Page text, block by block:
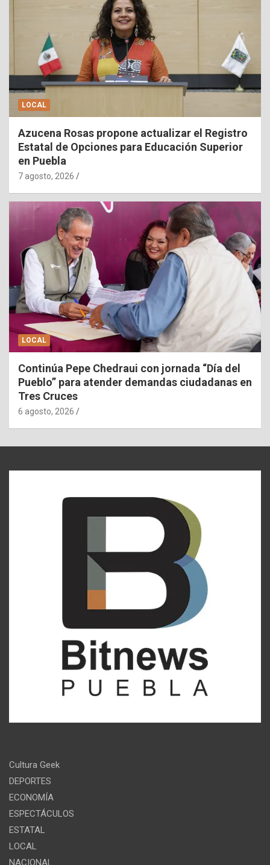
LOCAL
Azucena Rosas propone actualizar el Registro
Estatal de Opciones para Educación Superior
en Puebla
7 agosto, 2026
LOCAL
Continúa Pepe Chedraui con jornada “Día del
Pueblo” para atender demandas ciudadanas en
Tres Cruces
6 agosto, 2026
Cultura Geek
DEPORTES
ECONOMÍA
ESPECTÁCULOS
ESTATAL
LOCAL
NACIONAL